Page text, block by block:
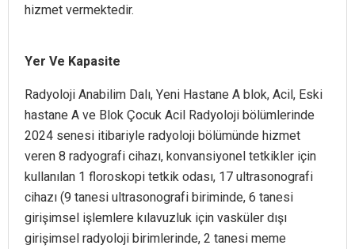
hizmet vermektedir.
Yer Ve Kapasite
Radyoloji Anabilim Dalı, Yeni Hastane A blok, Acil, Eski
hastane A ve Blok Çocuk Acil Radyoloji bölümlerinde
2024 senesi itibariyle radyoloji bölümünde hizmet
veren 8 radyografi cihazı, konvansiyonel tetkikler için
kullanılan 1 floroskopi tetkik odası, 17 ultrasonografi
cihazı (9 tanesi ultrasonografi biriminde, 6 tanesi
girişimsel işlemlere kılavuzluk için vasküler dışı
girişimsel radyoloji birimlerinde, 2 tanesi meme